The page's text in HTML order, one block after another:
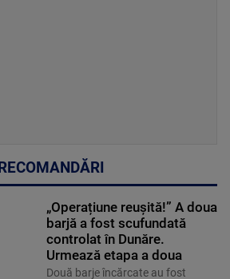
RECOMANDĂRI
„Operațiune reușită!” A doua
barjă a fost scufundată
controlat în Dunăre.
Urmează etapa a doua
Două barje încărcate au fost